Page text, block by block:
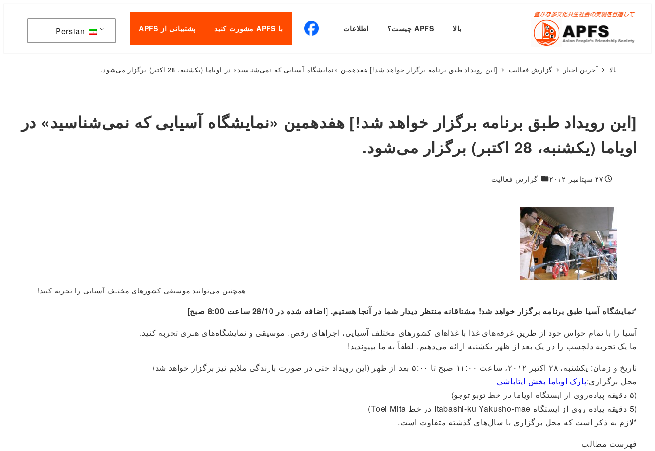
پرش
محتوای
بالا APFS چیست؟ اطلاعات با APFS مشورت کنید پشتیبانی از APFS
بالا آخرین اخبار گزارش فعالیت [این رویداد طبق برنامه برگزار خواهد شد!] هفدهمین «نمایشگاه آسیایی که نمی‌شناسید» در اویاما (یکشنبه، 28 اکتبر) برگزار می‌شود.
[این رویداد طبق برنامه برگزار خواهد شد!] هفدهمین «نمایشگاه آسیایی که نمی‌شناسید» در
اویاما (یکشنبه، 28 اکتبر) برگزار می‌شود.
منتشر شده
۲۷ سپتامبر ۲۰۱۲ ۱۸۷۴گزارش فعالیت
همچنین می‌توانید موسیقی کشورهای مختلف آسیایی را تجربه کنید!
*نمایشگاه آسیا طبق برنامه برگزار خواهد شد! مشتاقانه منتظر دیدار شما در آنجا هستیم. [اضافه شده در 28/10 ساعت 8:00 صبح]
آسیا را با تمام حواس خود از طریق غرفه‌های غذا با غذاهای کشورهای مختلف آسیایی، اجراهای رقص، موسیقی و نمایشگاه‌های هنری تجربه کنید.
ما یک تجربه دلچسب را در یک بعد از ظهر یکشنبه ارائه می‌دهیم. لطفاً به ما بپیوندید!
تاریخ و زمان: یکشنبه، ۲۸ اکتبر ۲۰۱۲، ساعت ۱۱:۰۰ صبح تا ۵:۰۰ بعد از ظهر (این رویداد حتی در صورت بارندگی ملایم نیز برگزار خواهد شد)
محل برگزاری:پارک اویاما بخش ایتاباشی
(۵ دقیقه پیاده‌روی از ایستگاه اویاما در خط توبو توجو)
(5 دقیقه پیاده روی از ایستگاه Itabashi-ku Yakusho-mae در خط Toei Mita)
*لازم به ذکر است که محل برگزاری با سال‌های گذشته متفاوت است.
فهرست مطالب